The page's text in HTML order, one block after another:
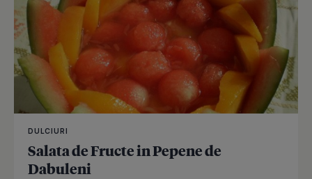
DULCIURI
Salata de Fructe in Pepene de
Dabuleni